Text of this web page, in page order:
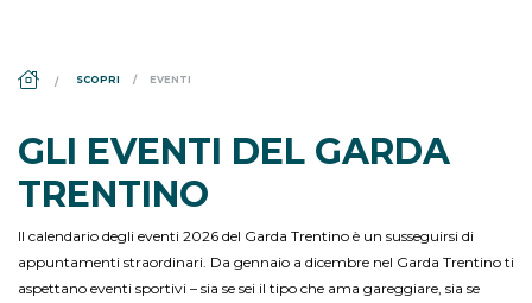
SCOPRI EVENTI
GLI EVENTI DEL GARDA
TRENTINO
Il calendario degli eventi 2026 del Garda Trentino è un susseguirsi di
appuntamenti straordinari. Da gennaio a dicembre nel Garda Trentino ti
aspettano eventi sportivi – sia se sei il tipo che ama gareggiare, sia se